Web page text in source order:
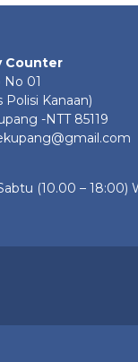
Counter
01
Polisi Kanaan)
-NTT 85119
(10.00 – 18:00)